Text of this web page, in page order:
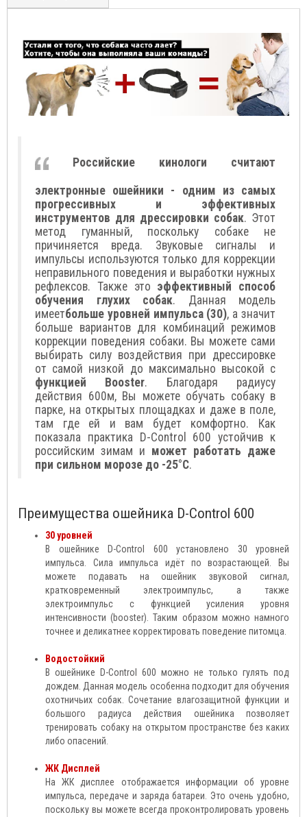
Российские кинологи считают
электронные ошейники - одним из самых
прогрессивных и эффективных
инструментов для дрессировки собак. Этот
метод гуманный, поскольку собаке не
причиняется вреда. Звуковые сигналы и
импульсы используются только для коррекции
неправильного поведения и выработки нужных
рефлексов. Также это эффективный способ
обучения глухих собак. Данная модель
имеетбольше уровней импульса (30), а значит
больше вариантов для комбинаций режимов
коррекции поведения собаки. Вы можете сами
выбирать силу воздействия при дрессировке
от самой низкой до максимально высокой с
функцией Booster. Благодаря радиусу
действия 600м, Вы можете обучать собаку в
парке, на открытых площадках и даже в поле,
там где ей и вам будет комфортно. Как
показала практика D-Control 600 устойчив к
российским зимам и может работать даже
при сильном морозе до -25°C.
Преимущества ошейника D-Control 600
30 уровней
В ошейнике D-Control 600 установлено 30 уровней
импульса. Сила импульса идёт по возрастающей. Вы
можете подавать на ошейник звуковой сигнал,
кратковременный электроимпульс, а также
электроимпульс с функцией усиления уровня
интенсивности (booster). Таким образом можно намного
точнее и деликатнее корректировать поведение питомца.
Водостойкий
В ошейнике D-Control 600 можно не только гулять под
дождем. Данная модель особенна подходит для обучения
охотничьих собак. Сочетание влагозащитной функции и
большого радиуса действия ошейника позволяет
тренировать собаку на открытом пространстве без каких
либо опасений.
ЖК Дисплей
На ЖК дисплее отображается информации об уровне
импульса, передаче и заряда батареи. Это очень удобно,
поскольку вы можете всегда проконтролировать уровень